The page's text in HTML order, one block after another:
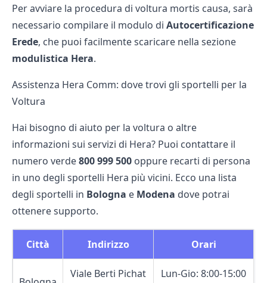
Per avviare la procedura di voltura mortis causa, sarà
necessario compilare il modulo di Autocertificazione
Erede, che puoi facilmente scaricare nella sezione
modulistica Hera.
Assistenza Hera Comm: dove trovi gli sportelli per la
Voltura
Hai bisogno di aiuto per la voltura o altre
informazioni sui servizi di Hera? Puoi contattare il
numero verde800 999 500 oppure recarti di persona
in uno degli sportelli Hera più vicini. Ecco una lista
degli sportelli in Bologna e Modena dove potrai
ottenere supporto.
Città Indirizzo Orari
Viale Berti Pichat Lun-Gio: 8:00-15:00